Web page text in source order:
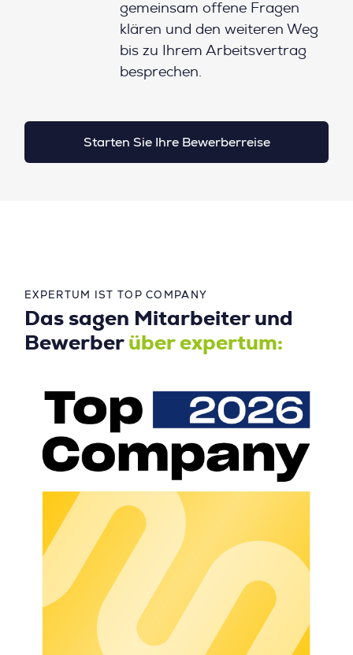
gemeinsam offene Fragen
klären und den weiteren Weg
bis zu Ihrem Arbeitsvertrag
besprechen.
Starten Sie Ihre Bewerberreise
EXPERTUM IST TOP COMPANY
Das sagen Mitarbeiter und
Bewerber über expertum: